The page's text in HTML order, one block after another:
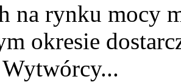
na rynku mocy
okresie